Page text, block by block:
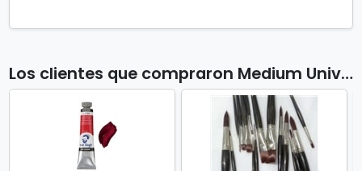
Los clientes que compraron Medium Universal Sennelier también compraron